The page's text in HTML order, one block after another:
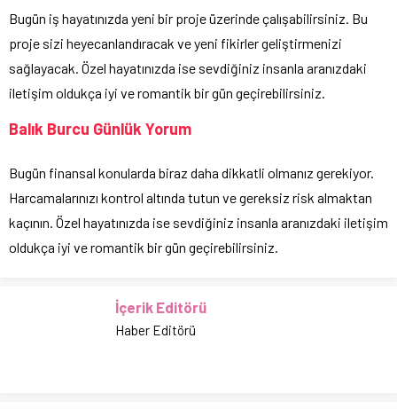
Bugün iş hayatınızda yeni bir proje üzerinde çalışabilirsiniz. Bu
proje sizi heyecanlandıracak ve yeni fikirler geliştirmenizi
sağlayacak. Özel hayatınızda ise sevdiğiniz insanla aranızdaki
iletişim oldukça iyi ve romantik bir gün geçirebilirsiniz.
Balık Burcu Günlük Yorum
Bugün finansal konularda biraz daha dikkatli olmanız gerekiyor.
Harcamalarınızı kontrol altında tutun ve gereksiz risk almaktan
kaçının. Özel hayatınızda ise sevdiğiniz insanla aranızdaki iletişim
oldukça iyi ve romantik bir gün geçirebilirsiniz.
İçerik Editörü
Haber Editörü